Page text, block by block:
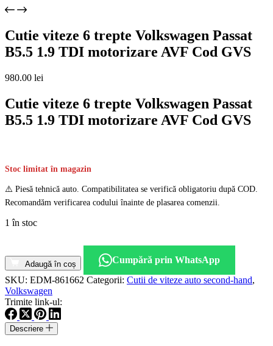
Cutie viteze 6 trepte Volkswagen Passat
B5.5 1.9 TDI motorizare AVF Cod GVS
980.00 lei
Cutie viteze 6 trepte Volkswagen Passat
B5.5 1.9 TDI motorizare AVF Cod GVS
Stoc limitat în magazin
⚠️ Piesă tehnică auto. Compatibilitatea se verifică obligatoriu după COD.
Recomandăm verificarea codului înainte de plasarea comenzii.
1 în stoc
Cutie
viteze
6
trepte
Volkswagen
Passat
B5.5
1.9
Adaugă în coș
Cumpără prin WhatsApp
SKU: EDM-861662 Categorii: Cutii de viteze auto second-hand,
Volkswagen
Trimite link-ul:
Descriere